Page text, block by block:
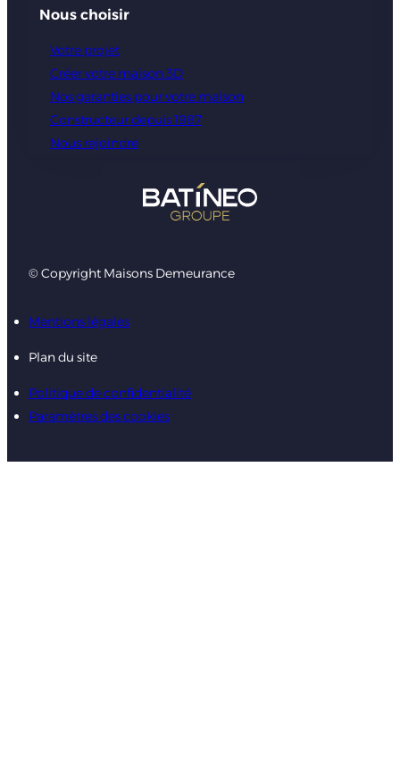
Nous choisir
Votre projet
Créer votre maison 3D
Nos garanties pour votre maison
Constructeur depuis 1987
Nous rejoindre
© Copyright Maisons Demeurance
Mentions légales
Plan du site
Politique de confidentialité
Paramètres des cookies